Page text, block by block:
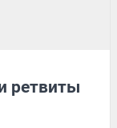
ретвиты